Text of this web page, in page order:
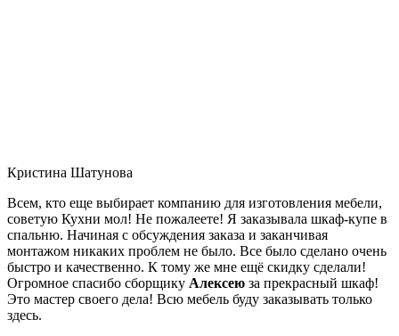
Кристина Шатунова
Всем, кто еще выбирает компанию для изготовления мебели,
советую Кухни мол! Не пожалеете! Я заказывала шкаф-купе в
спальню. Начиная с обсуждения заказа и заканчивая
монтажом никаких проблем не было. Все было сделано очень
быстро и качественно. К тому же мне ещё скидку сделали!
Огромное спасибо сборщику Алексею за прекрасный шкаф!
Это мастер своего дела! Всю мебель буду заказывать только
здесь.